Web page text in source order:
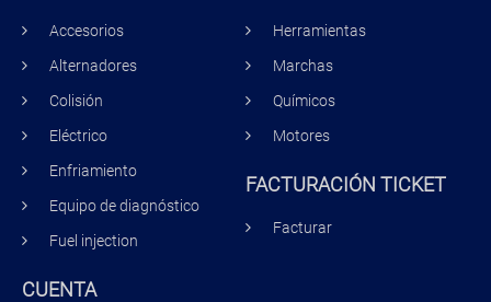
Accesorios
Alternadores
Colisión
Eléctrico
Enfriamiento
Equipo de diagnóstico
Fuel injection
Herramientas
Marchas
Químicos
Motores
FACTURACIÓN TICKET
Facturar
CUENTA